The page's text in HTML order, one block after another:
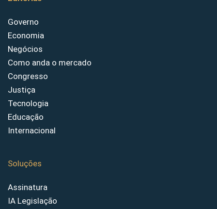
Governo
Economia
Negócios
Como anda o mercado
Congresso
Justiça
Tecnologia
Educação
Internacional
Soluções
Assinatura
IA Legislação